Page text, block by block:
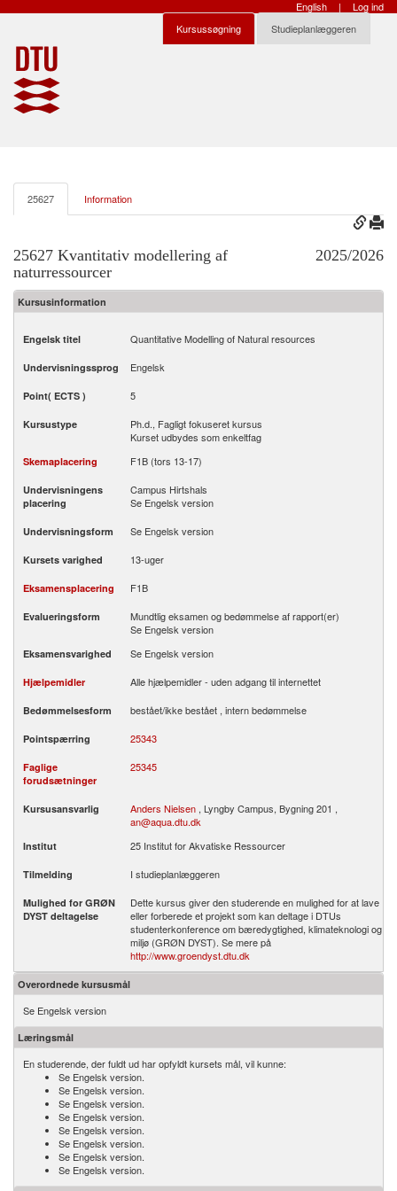
English |
Log ind
Kursussøgning
Studieplanlæggeren
25627 Information
25627 Kvantitativ modellering af
naturressourcer
2025/2026
Kursusinformation
Engelsk titel Quantitative Modelling of Natural resources
Undervisningssprog Engelsk
Point( ECTS ) 5
Kursustype
Ph.d., Fagligt fokuseret kursus
Kurset udbydes som enkeltfag
Skemaplacering F1B (tors 13-17)
Undervisningens
placering
Campus Hirtshals
Se Engelsk version
Undervisningsform Se Engelsk version
Kursets varighed 13-uger
Eksamensplacering F1B
Evalueringsform
Mundtlig eksamen og bedømmelse af rapport(er)
Se Engelsk version
Eksamensvarighed Se Engelsk version
Hjælpemidler Alle hjælpemidler - uden adgang til internettet
Bedømmelsesform bestået/ikke bestået , intern bedømmelse
Pointspærring 25343
Faglige
forudsætninger
25345
Kursusansvarlig Anders Nielsen , Lyngby Campus, Bygning 201 ,
an@aqua.dtu.dk
Institut 25 Institut for Akvatiske Ressourcer
Tilmelding I studieplanlæggeren
Mulighed for GRØN
DYST deltagelse
Dette kursus giver den studerende en mulighed for at lave
eller forberede et projekt som kan deltage i DTUs
studenterkonference om bæredygtighed, klimateknologi og
miljø (GRØN DYST). Se mere på
http://www.groendyst.dtu.dk
Overordnede kursusmål
Se Engelsk version
Læringsmål
En studerende, der fuldt ud har opfyldt kursets mål, vil kunne:
Se Engelsk version.
Se Engelsk version.
Se Engelsk version.
Se Engelsk version.
Se Engelsk version.
Se Engelsk version.
Se Engelsk version.
Se Engelsk version.